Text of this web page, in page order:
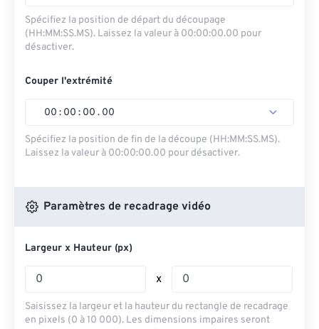
Spécifiez la position de départ du découpage
(HH:MM:SS.MS). Laissez la valeur à 00:00:00.00 pour
désactiver.
Couper l'extrémité
00 : 00 : 00 . 00
Spécifiez la position de fin de la découpe (HH:MM:SS.MS).
Laissez la valeur à 00:00:00.00 pour désactiver.
Paramètres de recadrage vidéo
Largeur x Hauteur (px)
x
Saisissez la largeur et la hauteur du rectangle de recadrage
en pixels (0 à 10 000). Les dimensions impaires seront